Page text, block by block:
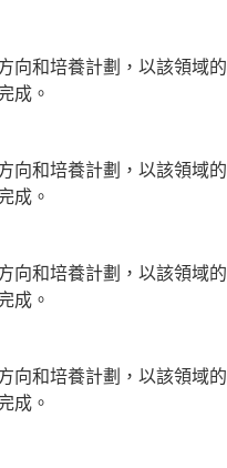
向和培養計劃，以該領域
成。
向和培養計劃，以該領域
成。
向和培養計劃，以該領域
成。
向和培養計劃，以該領域
成。